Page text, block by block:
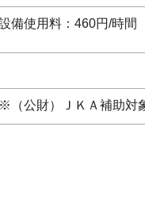
備使用料：460円/時間
※（公財）ＪＫＡ補助対